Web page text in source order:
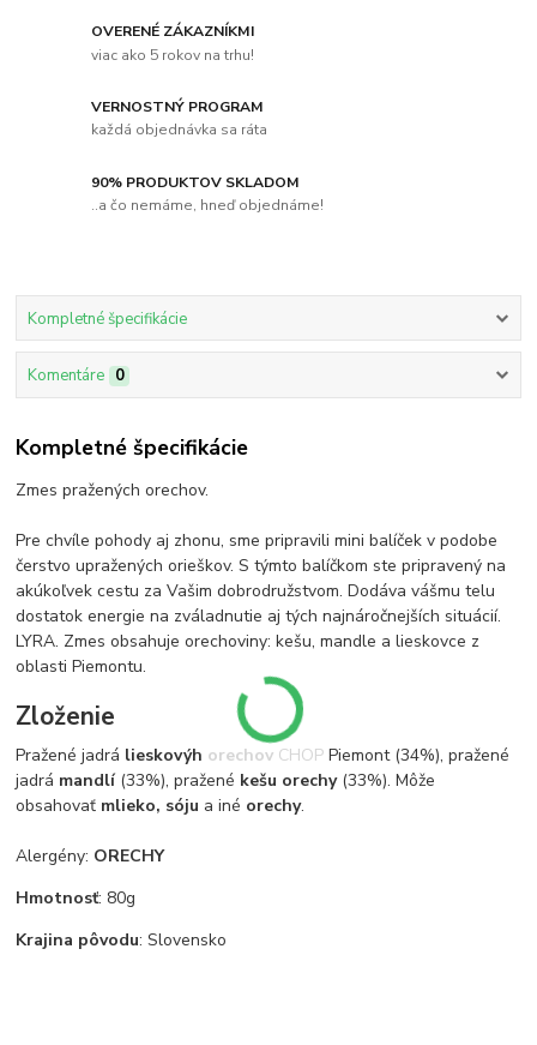
OVERENÉ ZÁKAZNÍKMI
viac ako 5 rokov na trhu!
VERNOSTNÝ PROGRAM
každá objednávka sa ráta
90% PRODUKTOV SKLADOM
..a čo nemáme, hneď objednáme!
Kompletné špecifikácie
Komentáre 0
Kompletné špecifikácie
Zmes pražených orechov.
Pre chvíle pohody aj zhonu, sme pripravili mini balíček v podobe
čerstvo upražených orieškov. S týmto balíčkom ste pripravený na
akúkoľvek cestu za Vašim dobrodružstvom. Dodáva vášmu telu
dostatok energie na zváladnutie aj tých najnáročnejších situácií.
LYRA. Zmes obsahuje orechoviny: kešu, mandle a lieskovce z
oblasti Piemontu.
Zloženie
Pražené jadrá lieskovýh orechov CHOP Piemont (34%), pražené
jadrá mandlí(33%), pražené kešu orechy(33%). Môže
obsahovať mlieko, sóju a iné orechy.
Alergény: ORECHY
Hmotnosť: 80g
Krajina pôvodu: Slovensko